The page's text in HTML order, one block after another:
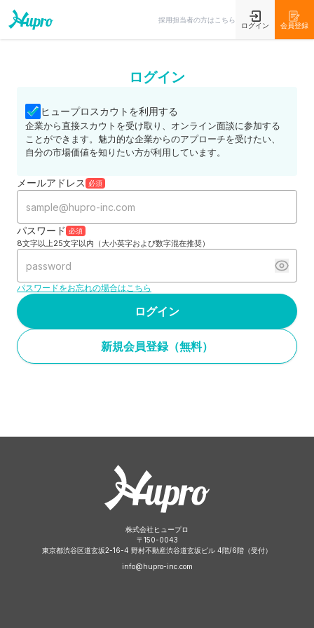
採用担当者の方はこちら
ログイン 会員登録
ログイン
ヒュープロスカウトを利用する
企業から直接スカウトを受け取り、オンライン面談に参加する
ことができます。魅力的な企業からのアプローチを受けたい、
自分の市場価値を知りたい方が利用しています。
メールアドレス 必須
パスワード 必須
8文字以上25文字以内（大小英字および数字混在推奨）
パスワードをお忘れの場合はこちら
ログイン
新規会員登録（無料）
株式会社ヒュープロ
〒 150-0043
東京都渋谷区道玄坂2-16-4 野村不動産渋谷道玄坂ビル 4階/6階（受付）
info@hupro-inc.com